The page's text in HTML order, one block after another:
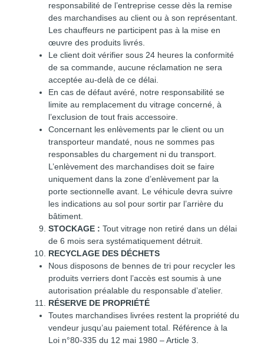
responsabilité de l’entreprise cesse dès la remise
des marchandises au client ou à son représentant.
Les chauffeurs ne participent pas à la mise en
œuvre des produits livrés.
Le client doit vérifier sous 24 heures la conformité
de sa commande, aucune réclamation ne sera
acceptée au-delà de ce délai.
En cas de défaut avéré, notre responsabilité se
limite au remplacement du vitrage concerné, à
l’exclusion de tout frais accessoire.
Concernant les enlèvements par le client ou un
transporteur mandaté, nous ne sommes pas
responsables du chargement ni du transport.
L’enlèvement des marchandises doit se faire
uniquement dans la zone d’enlèvement par la
porte sectionnelle avant. Le véhicule devra suivre
les indications au sol pour sortir par l’arrière du
bâtiment.
STOCKAGE : Tout vitrage non retiré dans un délai
de 6 mois sera systématiquement détruit.
RECYCLAGE DES DÉCHETS
Nous disposons de bennes de tri pour recycler les
produits verriers dont l’accès est soumis à une
autorisation préalable du responsable d’atelier.
RÉSERVE DE PROPRIÉTÉ
Toutes marchandises livrées restent la propriété du
vendeur jusqu’au paiement total. Référence à la
Loi n°80-335 du 12 mai 1980 – Article 3.